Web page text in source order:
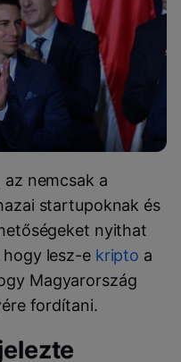
nemcsak a
startupoknak és
nyithat
hogy lesz-e kripto a
Magyarország
fordítani.